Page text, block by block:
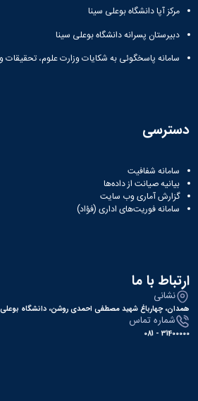
مرکز آپا دانشگاه بوعلی سینا
دبیرستان پسرانه دانشگاه بوعلی سینا
سامانه پاسخگوئی به شکایات وزارت علوم، تحقیقات
دسترسی
سامانه شفافیت
بیانیه صیانت از داده‌ها
گزارش آماری وب‌ سایت
سامانه فوریت‌های اداری (فؤاد)
ارتباط با ما
نشانی
همدان، چهارباغ شهید مصطفی احمدی روشن، دانشگاه بوعلی
شماره تماس
31400000 - 081